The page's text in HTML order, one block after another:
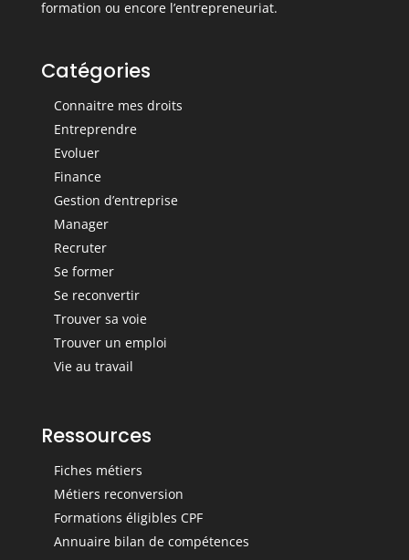
formation ou encore l’entrepreneuriat.
Catégories
Connaitre mes droits
Entreprendre
Evoluer
Finance
Gestion d’entreprise
Manager
Recruter
Se former
Se reconvertir
Trouver sa voie
Trouver un emploi
Vie au travail
Ressources
Fiches métiers
Métiers reconversion
Formations éligibles CPF
Annuaire bilan de compétences